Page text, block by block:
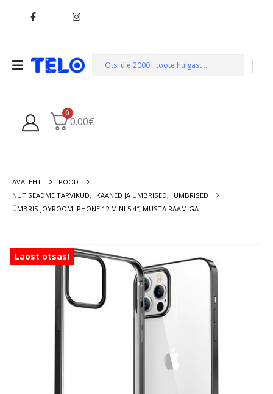
0
0.00€
AVALEHT
POOD
NUTISEADME TARVIKUD, KAANED JA ÜMBRISED,
ÜMBRISED
ÜMBRIS JOYROOM IPHONE 12 MINI 5.4″, MUSTA RAAMIGA
Laost otsas!